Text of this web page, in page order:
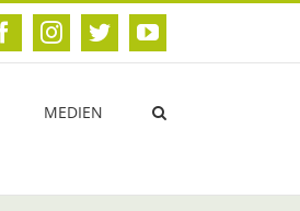
FacebookInstagram
TwitterYouTube
MEDIEN